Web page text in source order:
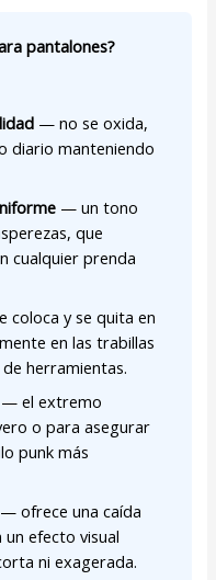
pantalones?
— no se oxida,
diario manteniendo
— un tono
que
cualquier prenda
coloca y se quita en
en las trabillas
herramientas.
— el extremo
o para asegurar
punk más
— ofrece una caída
efecto visual
ni exagerada.